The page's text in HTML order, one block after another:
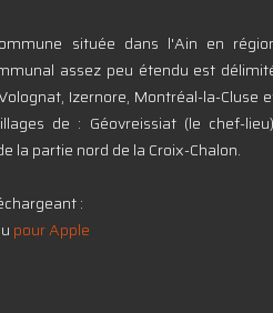
située dans l'Ain en
assez peu étendu est
Izernore, Montréal-la-Cluse
de : Géovreissiat (le chef-
la partie nord de la Croix-Chalon.
:
pour Apple